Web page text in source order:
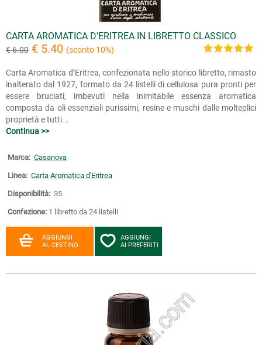
CARTA AROMATICA D'ERITREA IN LIBRETTO CLASSICO
€ 6.00 € 5.40 (sconto 10%)
Carta Aromatica d’Eritrea, confezionata nello storico libretto, rimasto
inalterato dal 1927, formato da 24 listelli di cellulosa pura pronti per
essere bruciati, imbevuti nella inimitabile essenza aromatica
composta da oli essenziali purissimi, resine e muschi dalle molteplici
proprietà e tutti...
Continua >>
Marca: Casanova
Linea: Carta Aromatica d'Eritrea
Disponibilità: 35
Confezione: 1 libretto da 24 listelli
AGGIUNGI
AL CESTINO
AGGIUNGI
AI PREFERITI